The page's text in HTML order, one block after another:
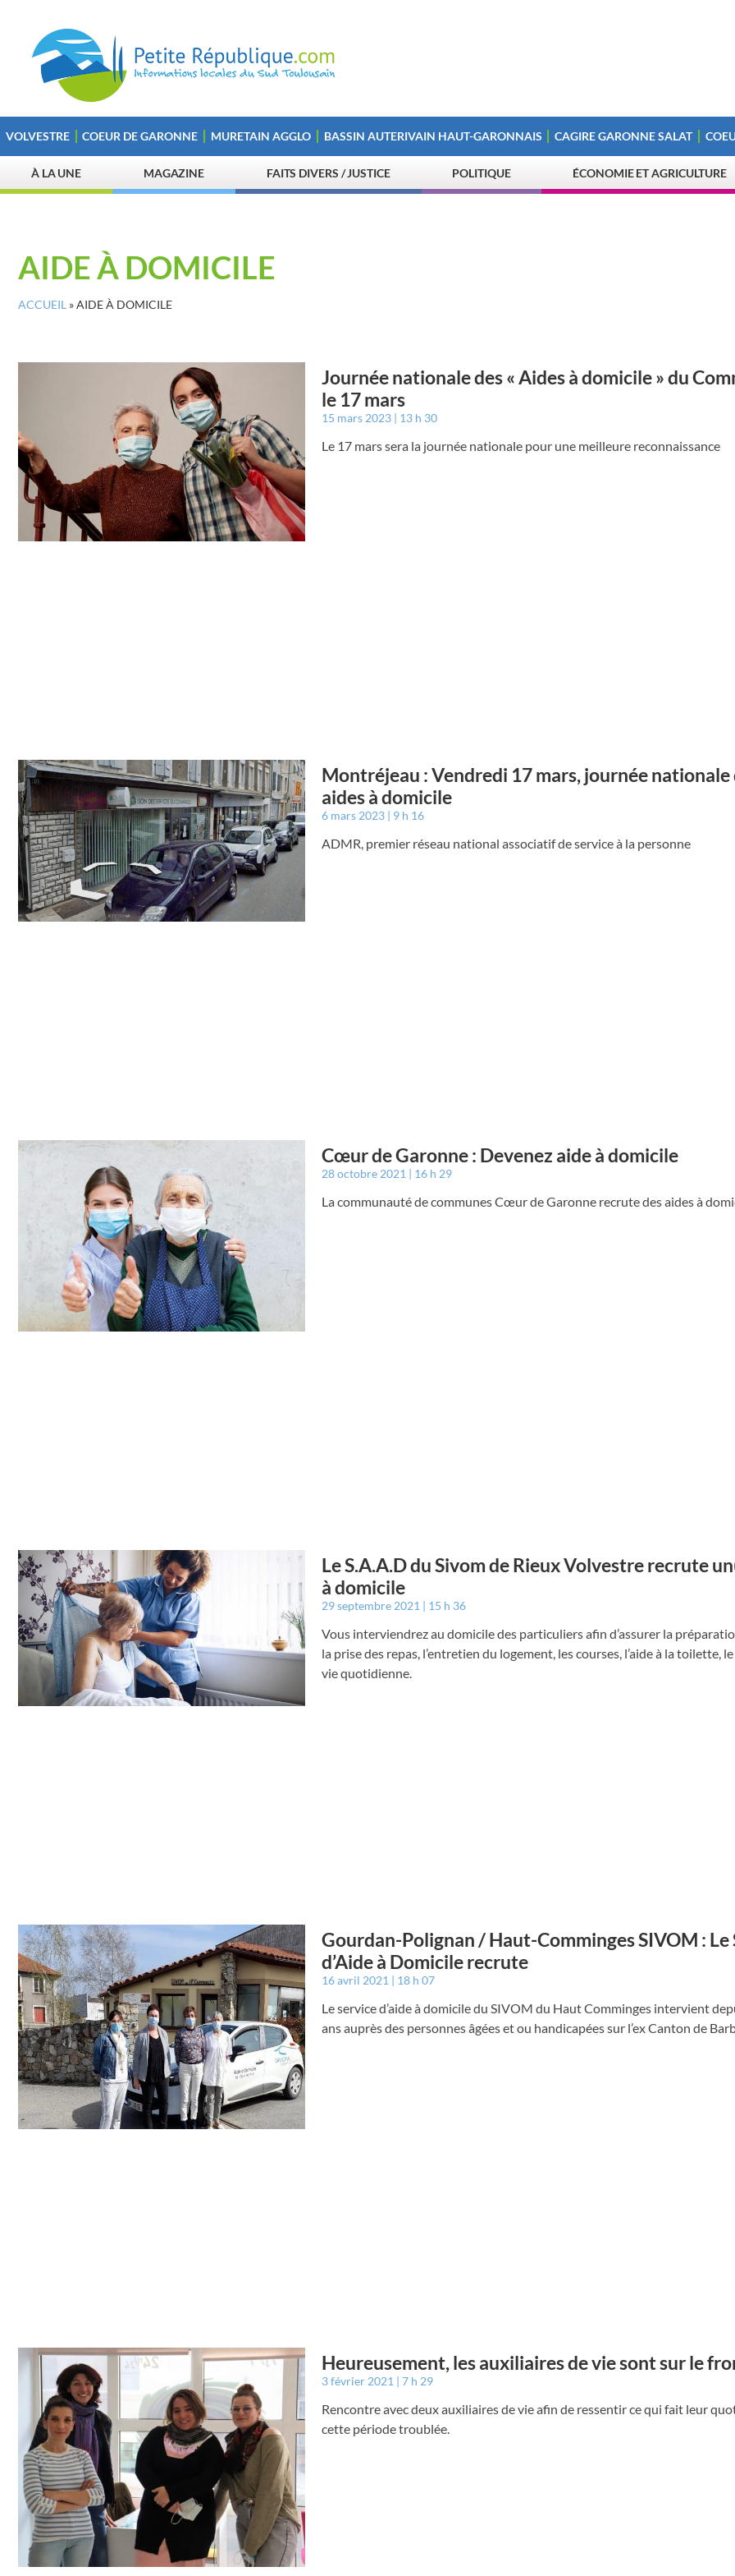
VOLVESTRE COEUR DE GARONNE MURETAIN AGGLO BASSIN AUTERIVAIN HAUT-GARONNAIS CAGIRE GARONNE SALAT
À LA UNE MAGAZINE FAITS DIVERS / JUSTICE POLITIQUE ÉCONOMIE ET AGRICULTURE
AIDE À DOMICILE
ACCUEIL »AIDE À DOMICILE
Journée nationale des « Aides à domicile » du
le 17 mars
15 mars 2023 13 h 30
Le 17 mars sera la journée nationale pour une meilleure reconnaissance
Montréjeau : Vendredi 17 mars, journée nationale
aides à domicile
6 mars 2023 9 h 16
ADMR, premier réseau national associatif de service à la personne
Cœur de Garonne : Devenez aide à domicile
28 octobre 2021 16 h 29
La communauté de communes Cœur de Garonne recrute des aides à
Le S.A.A.D du Sivom de Rieux Volvestre recrute
à domicile
29 septembre 2021 15 h 36
Vous interviendrez au domicile des particuliers afin d’assurer la
la prise des repas, l’entretien du logement, les courses, l’aide à la toilette,
vie quotidienne.
Gourdan-Polignan / Haut-Comminges SIVOM : Le
d’Aide à Domicile recrute
16 avril 2021 18 h 07
Le service d’aide à domicile du SIVOM du Haut Comminges intervient
ans auprès des personnes âgées et ou handicapées sur l’ex Canton de
Heureusement, les auxiliaires de vie sont sur le
3 février 2021 7 h 29
Rencontre avec deux auxiliaires de vie afin de ressentir ce qui fait leur
cette période troublée.